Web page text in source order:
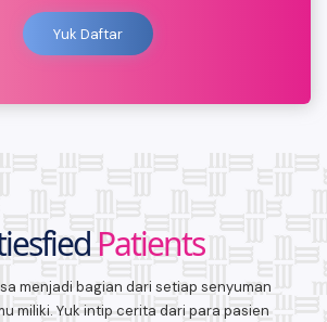
Yuk Daftar
Patients
menjadi bagian dari setiap senyuman
miliki. Yuk intip cerita dari para pasien